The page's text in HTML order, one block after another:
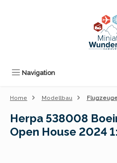
Navigation
Home Modellbau
Herpa 538008
Open House 2024